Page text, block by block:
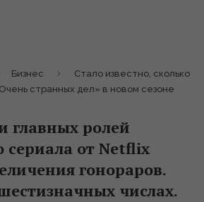
Бизнес
Стало известно, сколько
странных дел» в новом сезоне
главных ролей
сериала от Netflix
гонораров.
числах.